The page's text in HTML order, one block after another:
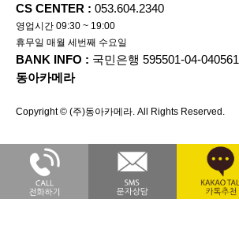
CS CENTER : 053.604.2340
영업시간 09:30 ~ 19:00
휴무일 매월 세번째 수요일
BANK INFO : 국민은행 595501-04-040561
동아카메라
Copyright © (주)동아카메라. All Rights Reserved.